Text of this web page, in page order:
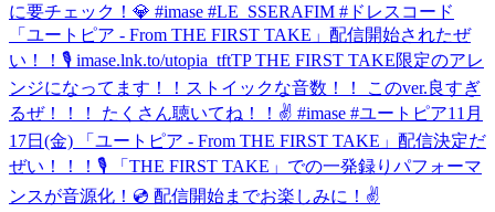
に要チェック！💎 #imase #LE_SSERAFIM #ドレスコード
「ユートピア - From THE FIRST TAKE」配信開始されたぜ
い！！🎙 imase.lnk.to/utopia_tftTP THE FIRST TAKE限定のアレ
ンジになってます！！ストイックな音数！！ このver.良すぎ
るぜ！！！ たくさん聴いてね！！✌️ #imase #ユートピア11月
17日(金) 「ユートピア - From THE FIRST TAKE」配信決定だ
ぜい！！！🎙 「THE FIRST TAKE」での一発録りパフォーマ
ンスが音源化！💿 配信開始までお楽しみに！✌️